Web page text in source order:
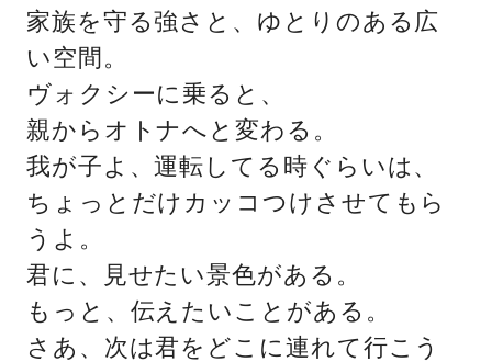
家族を守る強さと、ゆとりのある広
い空間。
ヴォクシーに乗ると、
親からオトナへと変わる。
我が子よ、運転してる時ぐらいは、
ちょっとだけカッコつけさせてもら
うよ。
君に、見せたい景色がある。
もっと、伝えたいことがある。
さあ、次は君をどこに連れて行こう